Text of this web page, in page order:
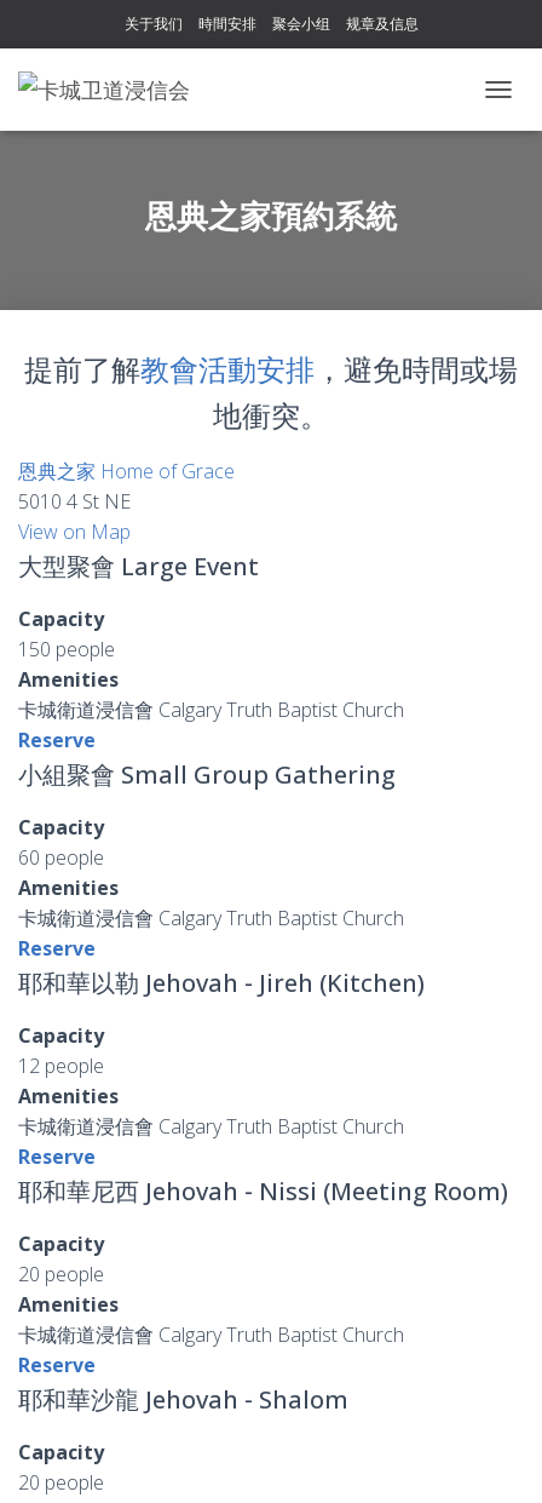
关于我们 時間安排 聚会小组 规章及信息
O
I
A
T
恩典之家預約系統
提前了解教會活動安排 ，避免時間或場
地衝突。
恩典之家 Home of Grace
5010 4 St NE
View on Map
大型聚會 Large Event
Capacity
150 people
Amenities
卡城衛道浸信會 Calgary Truth Baptist Church
Reserve
小組聚會 Small Group Gathering
Capacity
60 people
Amenities
卡城衛道浸信會 Calgary Truth Baptist Church
Reserve
耶和華以勒 Jehovah - Jireh (Kitchen)
Capacity
12 people
Amenities
卡城衛道浸信會 Calgary Truth Baptist Church
Reserve
耶和華尼西 Jehovah - Nissi (Meeting Room)
Capacity
20 people
Amenities
卡城衛道浸信會 Calgary Truth Baptist Church
Reserve
耶和華沙龍 Jehovah - Shalom
Capacity
20 people